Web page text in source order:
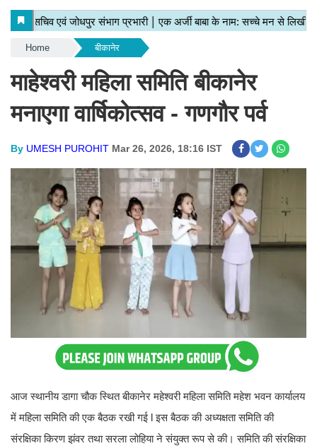
Home बीकानेर
माहेश्वरी महिला समिति बीकानेर
मनाएगा वार्षिकोत्सव - गणगौर पर्व
By UMESH PUROHIT Mar 26, 2026, 18:16 IST
आज स्थानीय डागा चौक स्थित बीकानेर महेश्वरी महिला समिति महेश भवन कार्यालय
में महिला समिति की एक बैठक रखी गई l इस बैठक की अध्यक्षता समिति की
संरक्षिका किरण झंवर तथा सरला लोहिया ने संयुक्त रूप से की। समिति की संरक्षिका